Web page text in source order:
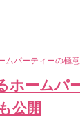
ムパーティーの
ホーム
公開